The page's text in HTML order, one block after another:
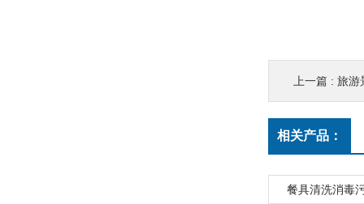
上一篇 : 旅游
相关产品：
餐具清洗消毒